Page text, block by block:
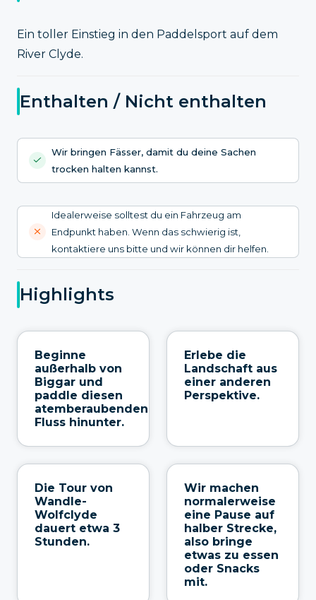
Ein toller Einstieg in den Paddelsport auf dem
River Clyde.
Enthalten / Nicht enthalten
Wir bringen Fässer, damit du deine Sachen
trocken halten kannst.
Idealerweise solltest du ein Fahrzeug am
Endpunkt haben. Wenn das schwierig ist,
kontaktiere uns bitte und wir können dir helfen.
Highlights
Beginne
außerhalb von
Biggar und
paddle diesen
atemberaubenden
Fluss hinunter.
Erlebe die
Landschaft aus
einer anderen
Perspektive.
Die Tour von
Wandle-
Wolfclyde
dauert etwa 3
Stunden.
Wir machen
normalerweise
eine Pause auf
halber Strecke,
also bringe
etwas zu essen
oder Snacks
mit.